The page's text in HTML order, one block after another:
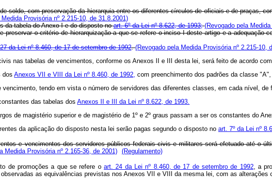
soldo, com preservação da hierarquia entre os diferentes círculos de oficiais e de praças,
Provisória nº 2.215-10, de 31.8.2001)
da tabela do Anexo I e do disposto noart. 6º da Lei nº 8.622, de 1993; (Revogado pela
preservar o critério de hierarquização a que se refere o inciso I deste artigo e a adequação
da Lei nº 8.460, de 17 de setembro de 1992.(Revogado pela Medida Provisória nº 2.215-10,
nas tabelas de vencimentos, conforme os Anexos II e III desta lei, será feito de acordo
dos Anexos VII e VIII da Lei nº 8.460, de 1992, com preenchimento dos padrões da classe
vencimento, tendo em vista o número de servidores das diferentes classes, em cada nível,
das tabelas dos Anexos II e III da Lei nº 8.622, de 1993.
de magistério superior e de magistério de 1º e 2º graus passam a ser os constantes do
da aplicação do disposto nesta lei serão pagas segundo o disposto no art. 7º da Lei nº
e vencimentos dos servidores públicos federais civis e militares será efetuado até o
Medida Provisória nº 2.165-36, de 2001) (Regulamento)
de promoções a que se refere o art. 24 da Lei nº 8.460, de 17 de setembro de 1992, a
as equivalências previstas nos Anexos VII e VIII da mesma lei, com as